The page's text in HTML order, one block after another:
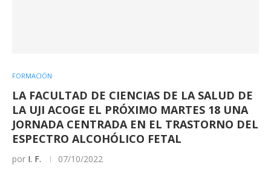
FORMACIÓN
LA FACULTAD DE CIENCIAS DE LA SALUD DE
LA UJI ACOGE EL PRÓXIMO MARTES 18 UNA
JORNADA CENTRADA EN EL TRASTORNO DEL
ESPECTRO ALCOHÓLICO FETAL
por I. F. 07/10/2022